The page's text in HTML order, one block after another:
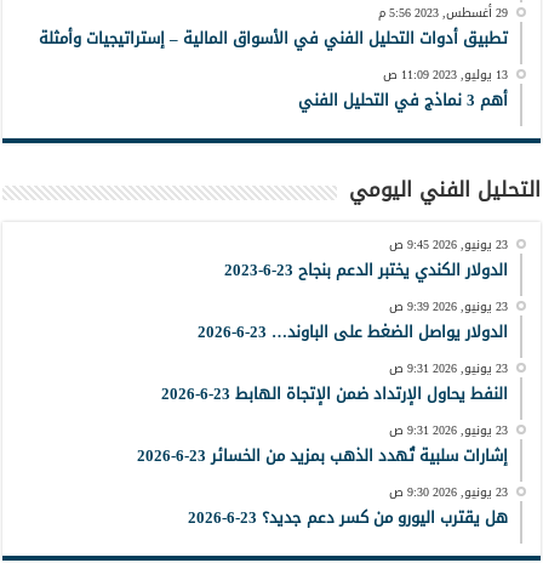
29 أغسطس, 2023 5:56 م
تطبيق أدوات التحليل الفني في الأسواق المالية – إستراتيجيات وأمثلة
13 يوليو, 2023 11:09 ص
أهم 3 نماذج في التحليل الفني
التحليل الفني اليومي
23 يونيو, 2026 9:45 ص
الدولار الكندي يختبر الدعم بنجاح 23-6-2023
23 يونيو, 2026 9:39 ص
الدولار يواصل الضغط على الباوند… 23-6-2026
23 يونيو, 2026 9:31 ص
النفط يحاول الإرتداد ضمن الإتجاة الهابط 23-6-2026
23 يونيو, 2026 9:31 ص
إشارات سلبية تُهدد الذهب بمزيد من الخسائر 23-6-2026
23 يونيو, 2026 9:30 ص
هل يقترب اليورو من كسر دعم جديد؟ 23-6-2026